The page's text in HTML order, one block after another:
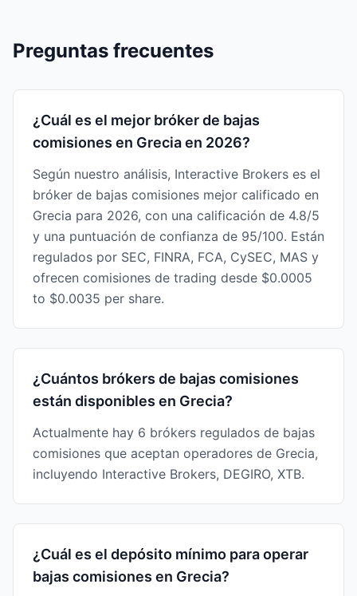
Preguntas frecuentes
¿Cuál es el mejor bróker de bajas
comisiones en Grecia en 2026?
Según nuestro análisis, Interactive Brokers es el
bróker de bajas comisiones mejor calificado en
Grecia para 2026, con una calificación de 4.8/5
y una puntuación de confianza de 95/100. Están
regulados por SEC, FINRA, FCA, CySEC, MAS y
ofrecen comisiones de trading desde $0.0005
to $0.0035 per share.
¿Cuántos brókers de bajas comisiones
están disponibles en Grecia?
Actualmente hay 6 brókers regulados de bajas
comisiones que aceptan operadores de Grecia,
incluyendo Interactive Brokers, DEGIRO, XTB.
¿Cuál es el depósito mínimo para operar
bajas comisiones en Grecia?